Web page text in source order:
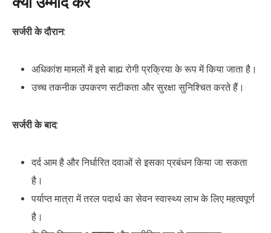
सर्जरी के दौरान:
अधिकांश मामलों में इसे बाह्य रोगी प्रक्रिया के रूप में किया जाता है।
उच्च तकनीक उपकरण सटीकता और सुरक्षा सुनिश्चित करते हैं।
सर्जरी के बाद:
दर्द आम है और निर्धारित दवाओं से इसका प्रबंधन किया जा सकता
है।
पर्याप्त मात्रा में तरल पदार्थ का सेवन स्वास्थ्य लाभ के लिए महत्वपूर्ण
है।